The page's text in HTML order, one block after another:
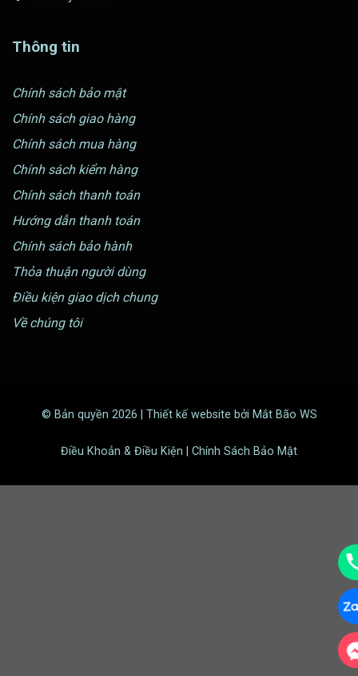
Thông tin
Chính sách bảo mật
Chính sách giao hàng
Chính sách mua hàng
Chính sách kiểm hàng
Chính sách thanh toán
Hướng dẫn thanh toán
Chính sách bảo hành
Thỏa thuận người dùng
Điều kiện giao dịch chung
Về chúng tôi
© Bản quyền 2026 | Thiết kế website bởi Mắt Bão WS
Điều Khoản & Điều Kiện | Chính Sách Bảo Mật